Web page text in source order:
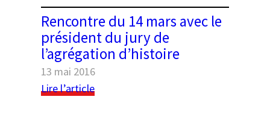
liberté.
L’État,
la
loi,
l’exception
Rencontre du 14 mars avec le
président du jury de
l’agrégation d’histoire
13 mai 2016
Lire l’article: